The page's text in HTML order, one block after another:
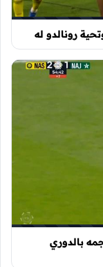
رونالدو له
بالدوري